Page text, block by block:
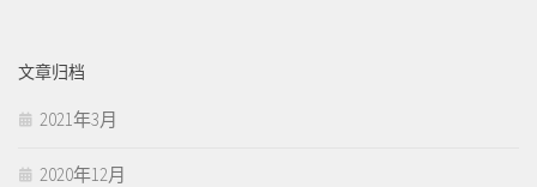
文章归档
2021年3月
2020年12月